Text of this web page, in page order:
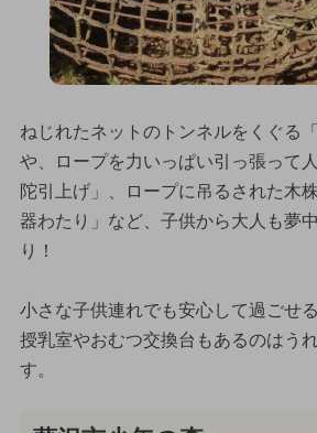
ねじれたネットのトンネルをくぐる
や、ロープを力いっぱい引っ張って
陀引上げ」、ロープに吊るされた木
器わたり」など、子供から大人も夢
り！
小さな子供連れでも安心して過ごせ
授乳室やおむつ交換台もあるのはう
す。